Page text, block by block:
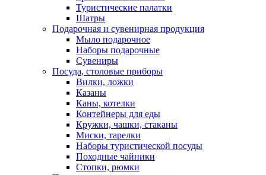
Туристические палатки
Шатры
Подарочная и сувенирная продукция
Мыло подарочное
Наборы подарочные
Сувениры
Посуда, столовые приборы
Вилки, ложки
Казаны
Каны, котелки
Контейнеры для еды
Кружки, чашки, стаканы
Миски, тарелки
Наборы туристической посуды
Походные чайники
Стопки, рюмки